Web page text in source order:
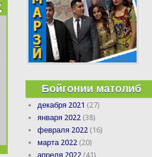
Бойгонии матолиб
декабря 2021 (27)
января 2022 (38)
февраля 2022 (16)
марта 2022 (20)
апреля 2022 (41)